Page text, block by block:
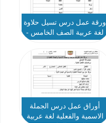
ورقة عمل درس تسيل حلاوة
لغة عربية الصف الخامس -
أوراق عمل درس الجملة
الاسمية والفعلية لغة عربية